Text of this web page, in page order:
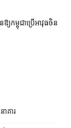
យ​កម្ពុជា​ប្រើ​អាវុធ​ចិន​
គារ